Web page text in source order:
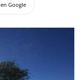
Google